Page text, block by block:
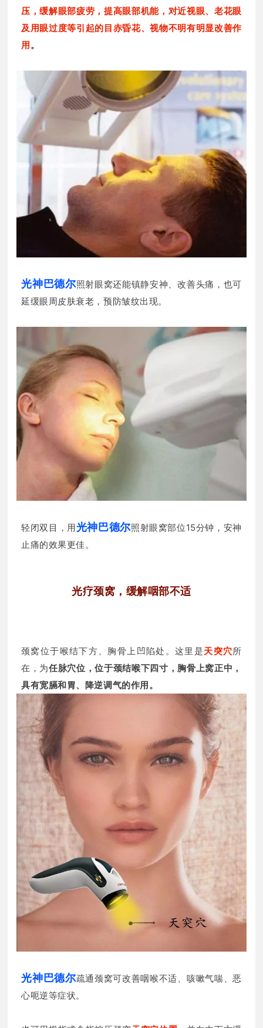
压，缓解眼部疲劳，提高眼部机能，对近视眼、老花眼
及用眼过度等引起的目赤昏花、视物不明有明显改善作
用。
光神巴德尔照射眼窝还能镇静安神、改善头痛，也可
延缓眼周皮肤衰老，预防皱纹出现。
轻闭双目，用光神巴德尔照射眼窝部位15分钟，安神
止痛的效果更佳。
光疗颈窝，缓解咽部不适
颈窝位于喉结下方、胸骨上凹陷处。这里是天突穴所
在，为任脉穴位，位于颈结喉下四寸，胸骨上窝正中，
具有宽膈和胃、降逆调气的作用。
光神巴德尔疏通颈窝可改善咽喉不适、咳嗽气喘、恶
心呃逆等症状。